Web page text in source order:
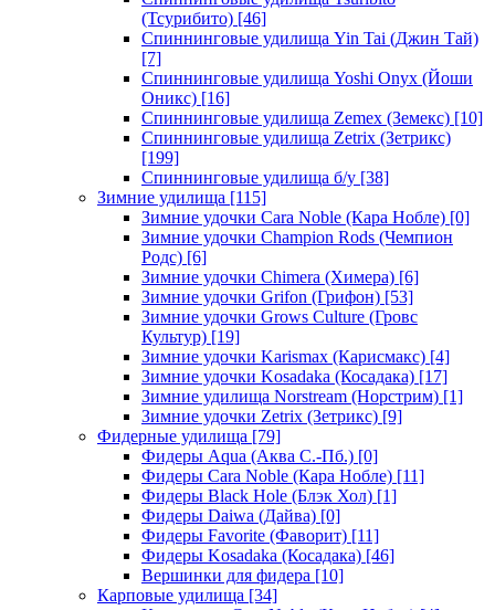
(Тсурибито) [46]
Спиннинговые удилища Yin Tai (Джин Тай)
[7]
Спиннинговые удилища Yoshi Onyx (Йоши
Оникс) [16]
Спиннинговые удилища Zemex (Земекс) [10]
Спиннинговые удилища Zetrix (Зетрикс)
[199]
Спиннинговые удилища б/у [38]
Зимние удилища [115]
Зимние удочки Cara Noble (Кара Нобле) [0]
Зимние удочки Champion Rods (Чемпион
Родс) [6]
Зимние удочки Chimera (Химера) [6]
Зимние удочки Grifon (Грифон) [53]
Зимние удочки Grows Culture (Гровс
Культур) [19]
Зимние удочки Karismax (Карисмакс) [4]
Зимние удочки Kosadaka (Косадака) [17]
Зимние удилища Norstream (Норстрим) [1]
Зимние удочки Zetrix (Зетрикс) [9]
Фидерные удилища [79]
Фидеры Aqua (Аква С.-Пб.) [0]
Фидеры Cara Noble (Кара Нобле) [11]
Фидеры Black Hole (Блэк Хол) [1]
Фидеры Daiwa (Дайва) [0]
Фидеры Favorite (Фаворит) [11]
Фидеры Kosadaka (Косадака) [46]
Вершинки для фидера [10]
Карповые удилища [34]